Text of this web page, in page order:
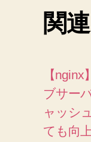
関連
【
ブサー
ャッシ
ても向